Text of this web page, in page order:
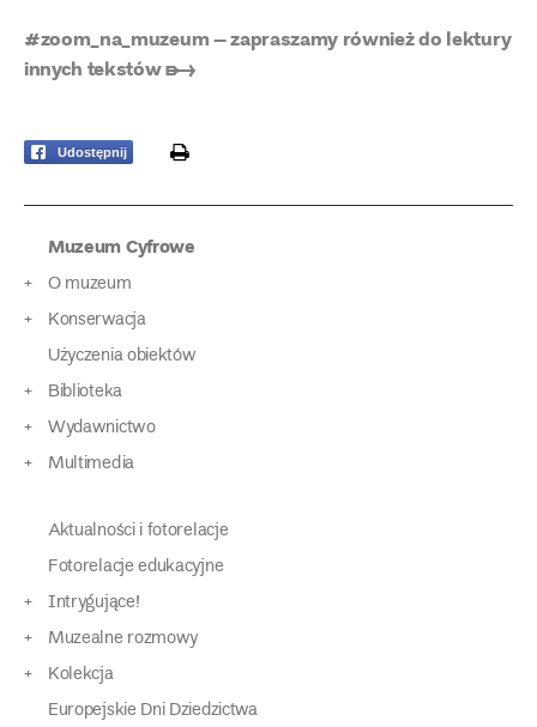
#zoom_na_muzeum – zapraszamy również do lektury
innych tekstów ➸
Udostępnij print
Muzeum Cyfrowe
O muzeum
Konserwacja
Użyczenia obiektów
Biblioteka
Wydawnictwo
Multimedia
Aktualności i fotorelacje
Fotorelacje edukacyjne
Intrygujące!
Muzealne rozmowy
Kolekcja
Europejskie Dni Dziedzictwa